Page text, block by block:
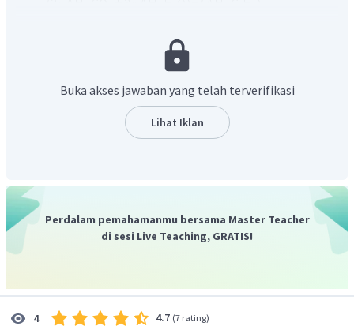
Jadi, perubahan entalpi standar untuk reaksi
pembakaran 1 mol etana adalah -1561 kJ/mol.
Buka akses jawaban yang telah terverifikasi
Lihat Iklan
Perdalam pemahamanmu bersama Master Teacher
di sesi Live Teaching, GRATIS!
4 4.7 (7 rating)